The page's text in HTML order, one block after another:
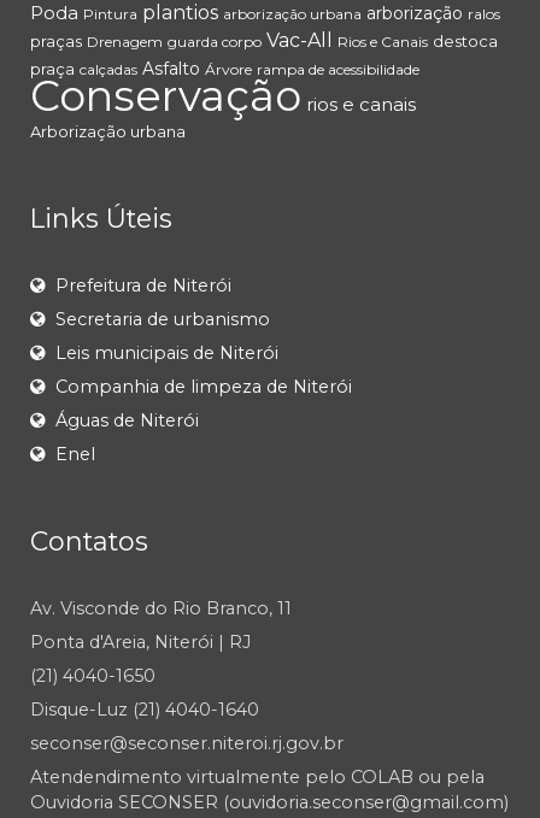
Poda Pintura plantios arborização urbana arborização ralos
praças Drenagem guarda corpo Vac-All Rios e Canais destoca
praça calçadas Asfalto Árvore rampa de acessibilidade
Conservação rios e canais
Arborização urbana
Links Úteis
Prefeitura de Niterói
Secretaria de urbanismo
Leis municipais de Niterói
Companhia de limpeza de Niterói
Águas de Niterói
Enel
Contatos
Av. Visconde do Rio Branco, 11
Ponta d'Areia, Niterói | RJ
(21) 4040-1650
Disque-Luz (21) 4040-1640
seconser@seconser.niteroi.rj.gov.br
Atendendimento virtualmente pelo COLAB ou pela
Ouvidoria SECONSER (ouvidoria.seconser@gmail.com)